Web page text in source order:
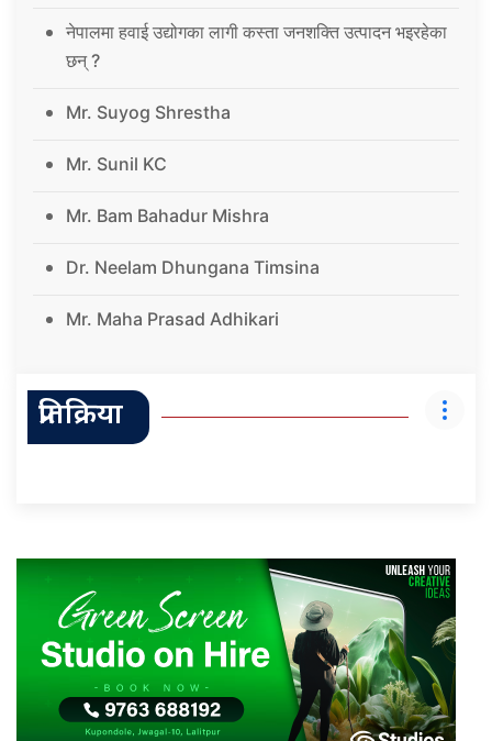
नेपालमा हवाई उद्योगका लागी कस्ता जनशक्ति उत्पादन भइरहेका
छन् ?
Mr. Suyog Shrestha
Mr. Sunil KC
Mr. Bam Bahadur Mishra
Dr. Neelam Dhungana Timsina
Mr. Maha Prasad Adhikari
प्रतिक्रिया